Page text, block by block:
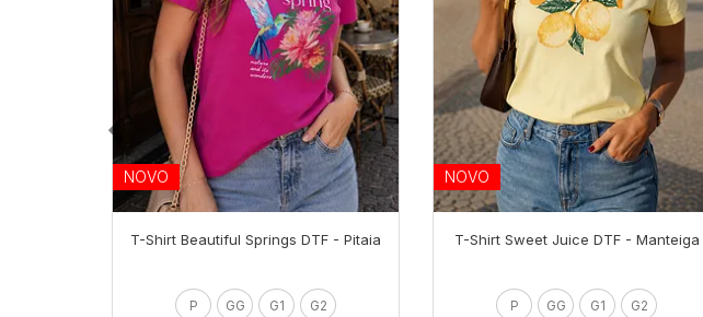
NOVO
T-Shirt Beautiful Springs DTF - Pitaia
P GG G1 G2
NOVO
T-Shirt Sweet Juice DTF - Manteiga
P GG G1 G2